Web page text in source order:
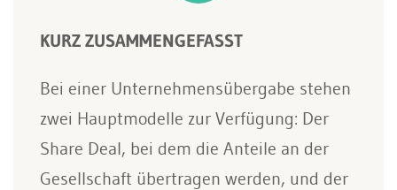
KURZ ZUSAMMENGEFASST
Bei einer Unternehmensübergabe stehen
zwei Hauptmodelle zur Verfügung: Der
Share Deal, bei dem die Anteile an der
Gesellschaft übertragen werden, und der